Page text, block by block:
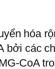
hóa
bởi các
CoA